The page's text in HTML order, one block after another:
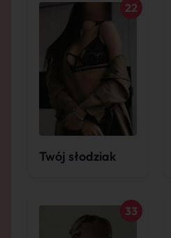
Twój słodziak
22
33